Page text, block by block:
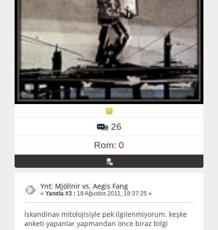
26
Rom: 0
Ynt: Mjöllnir vs. Aegis Fang
« Yanıtla #3 : 18 Ağustos 2011, 18:37:25 »
İskandinav mitolojisiyle pek ilgilenmiyorum. keşke
anketi yapanlar yapmandan önce biraz bilgi